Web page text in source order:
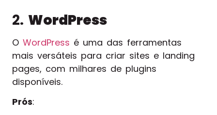
2. WordPress
O WordPress é uma das ferramentas
mais versáteis para criar sites e landing
pages, com milhares de plugins
disponíveis.
Prós: